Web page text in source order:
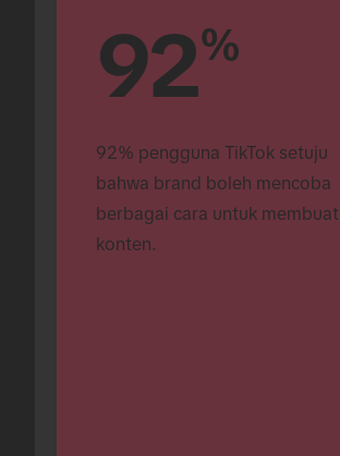
92%
92% pengguna TikTok setuju
bahwa brand boleh mencoba
berbagai cara untuk membuat
konten.